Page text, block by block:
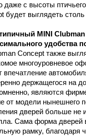
даже с высоты
будет выглядеть
MINI
удобства
Concept также
многоуровневое
впечатление
держащегося на
являются
от модели нынешнего
дверей больше не
Сама форма дверей
рамку, благодаря